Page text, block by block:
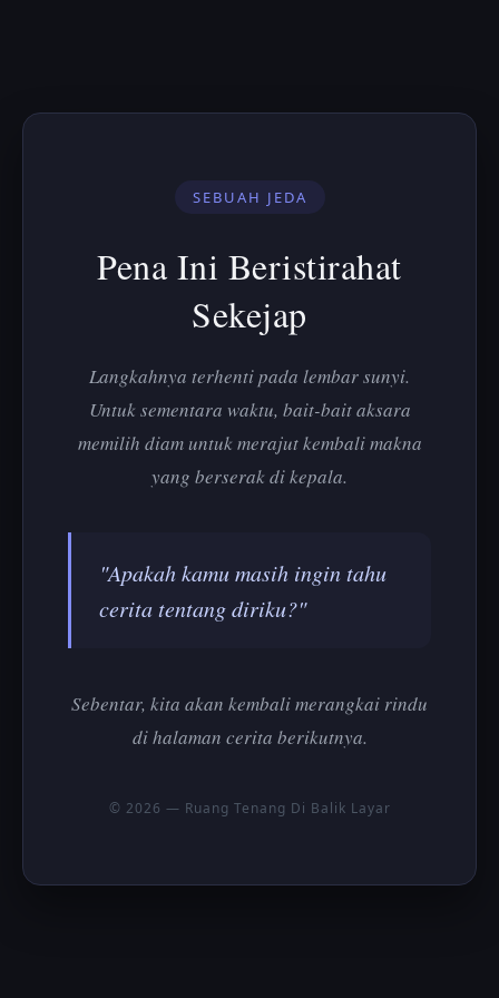
SEBUAH JEDA
Pena Ini Beristirahat
Sekejap
Langkahnya terhenti pada lembar sunyi.
Untuk sementara waktu, bait-bait aksara
memilih diam untuk merajut kembali makna
yang berserak di kepala.
"Apakah kamu masih ingin tahu
cerita tentang diriku?"
Sebentar, kita akan kembali merangkai rindu
di halaman cerita berikutnya.
© 2026 — Ruang Tenang Di Balik Layar